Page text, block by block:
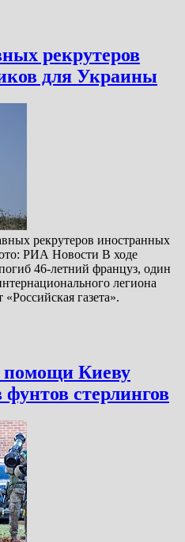
рекрутеров
для Украины
рекрутеров иностранных
РИА Новости В ходе
46-летний француз, один
легиона
газета».
помощи Киеву
стерлингов